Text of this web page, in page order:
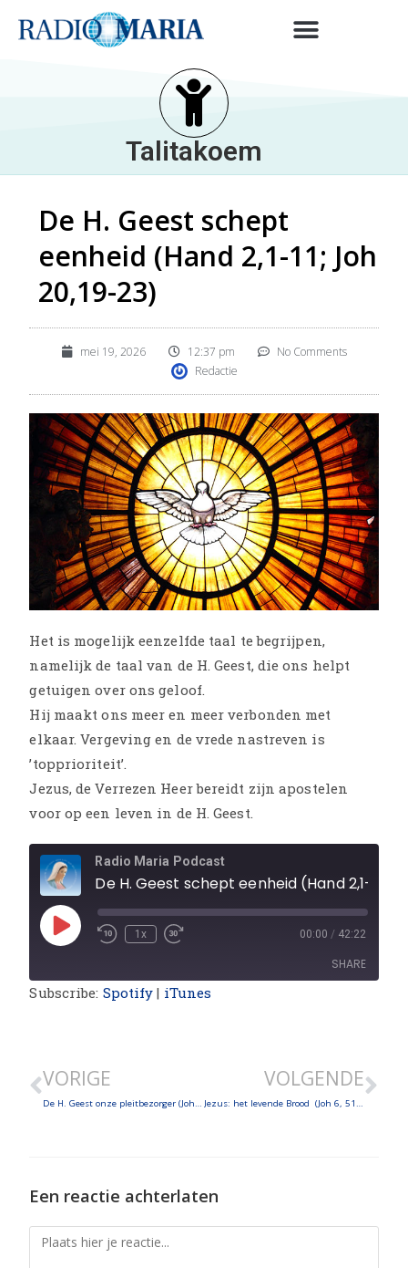
Talitakoem
De H. Geest schept
eenheid (Hand 2,1-11; Joh
20,19-23)
mei 19, 2026 12:37 pm
No Comments
Redactie
Het is mogelijk eenzelfde taal te begrijpen,
namelijk de taal van de H. Geest, die ons helpt
getuigen over ons geloof.
Hij maakt ons meer en meer verbonden met
elkaar. Vergeving en de vrede nastreven is
’topprioriteit’.
Jezus, de Verrezen Heer bereidt zijn apostelen
voor op een leven in de H. Geest.
Radio Maria Podcast
1x 00:00 / 42:22
SHARE
Subscribe: Spotify | iTunes
VORIGE
De H. Geest onze pleitbezorger (Joh 14,15-21)
VOLGENDE
Jezus: het levende Brood (Joh 6, 51.53-58)
Een reactie achterlaten